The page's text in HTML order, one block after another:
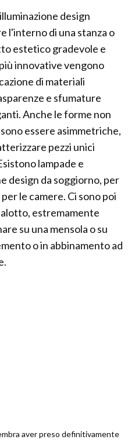
design
l'interno di una stanza o
estetico gradevole e
innovative vengono
di materiali
e sfumature
Anche le forme non
essere asimmetriche,
pezzi unici
lampade e
design da soggiorno, per
le camere. Ci sono poi
estremamente
su una mensola o su
o in abbinamento ad
aver preso definitivamente